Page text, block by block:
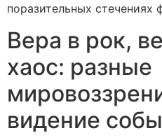
поразительных стечениях
Вера в рок,
хаос: разные
видение